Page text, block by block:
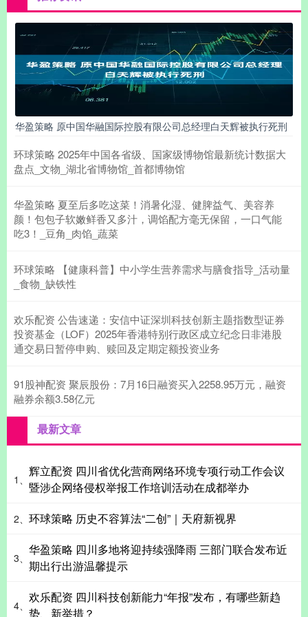
华盈策略 原中国华融国际控股有限公司总经理白天辉被执行死刑
环球策略 2025年中国各省级、国家级博物馆最新统计数据大
盘点_文物_湖北省博物馆_首都博物馆
华盈策略 夏至后多吃这菜！消暑化湿、健脾益气、美容养
颜！包包子软嫩鲜香又多汁，调馅配方毫无保留，一口气能
吃3！_豆角_肉馅_蔬菜
环球策略 【健康科普】中小学生营养需求与膳食指导_活动量
_食物_缺铁性
欢乐配资 公告速递：安信中证深圳科技创新主题指数型证券
投资基金（LOF）2025年香港特别行政区成立纪念日非港股
通交易日暂停申购、赎回及定期定额投资业务
91股神配资 聚辰股份：7月16日融资买入2258.95万元，融资
融券余额3.58亿元
最新文章
1、
辉立配资 四川省优化营商网络环境专项行动工作会议
暨涉企网络侵权举报工作培训活动在成都举办
2、 环球策略 历史不容算法“二创”｜天府新视界
3、
华盈策略 四川多地将迎持续强降雨 三部门联合发布近
期出行出游温馨提示
4、
欢乐配资 四川科技创新能力“年报”发布，有哪些新趋
势、新举措？